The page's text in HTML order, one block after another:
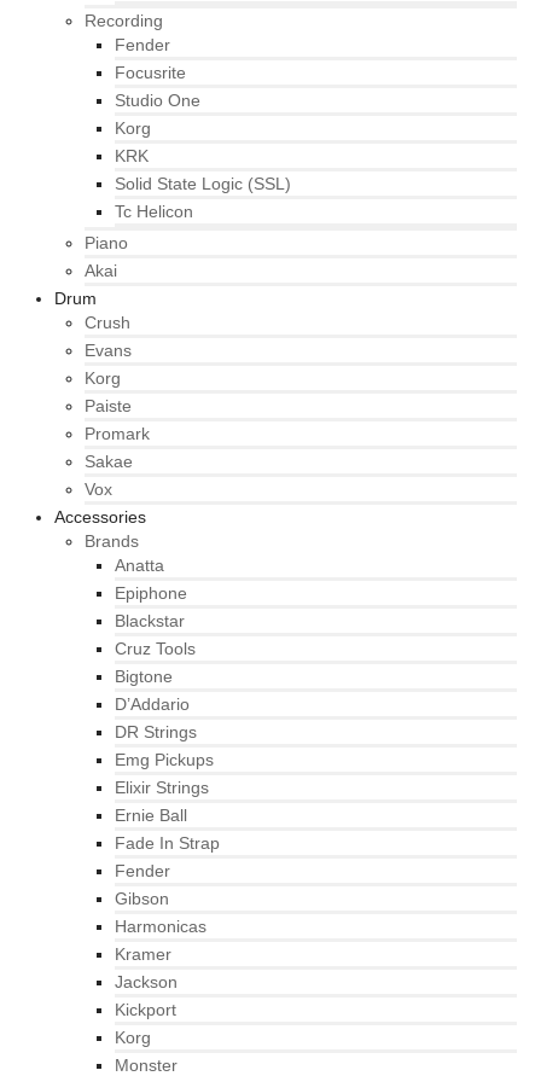
Recording
Fender
Focusrite
Studio One
Korg
KRK
Solid State Logic (SSL)
Tc Helicon
Piano
Akai
Drum
Crush
Evans
Korg
Paiste
Promark
Sakae
Vox
Accessories
Brands
Anatta
Epiphone
Blackstar
Cruz Tools
Bigtone
D’Addario
DR Strings
Emg Pickups
Elixir Strings
Ernie Ball
Fade In Strap
Fender
Gibson
Harmonicas
Kramer
Jackson
Kickport
Korg
Monster